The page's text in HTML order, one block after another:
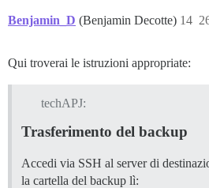
Benjamin_D (Benjamin Decotte) 14
Qui troverai le istruzioni appropriate:
techAPJ:
Trasferimento del backup
Accedi via SSH al server di
la cartella del backup lì: